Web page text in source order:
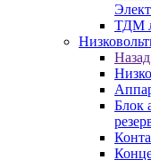
ТДМ
Назад
Блок